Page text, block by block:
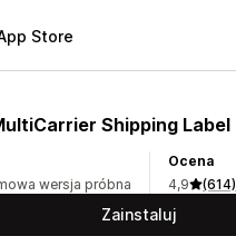
Store
Shipping Label
wersja próbna
Ocena
4,9
(614)
Zainstaluj